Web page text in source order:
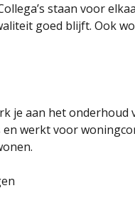
staan voor
goed blijft. Ook
je aan het onderhoud
werkt voor